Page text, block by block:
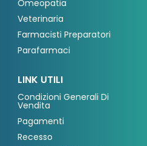
Omeopatia
Veterinaria
Farmacisti Preparatori
Parafarmaci
LINK UTILI
Condizioni Generali Di
Vendita
Pagamenti
Recesso